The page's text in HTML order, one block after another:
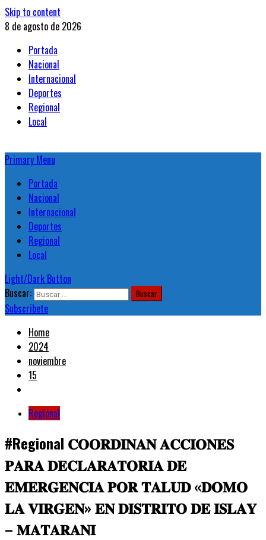
Skip to content
8 de agosto de 2026
Portada
Nacional
Internacional
Deportes
Regional
Local
Primary Menu
Portada
Nacional
Internacional
Deportes
Regional
Local
Light/Dark Button
Buscar:
Subscribete
Home
2024
noviembre
15
Regional
#Regional 𝐂𝐎𝐎𝐑𝐃𝐈𝐍𝐀𝐍 𝐀𝐂𝐂𝐈𝐎𝐍𝐄𝐒
𝐏𝐀𝐑𝐀 𝐃𝐄𝐂𝐋𝐀𝐑𝐀𝐓𝐎𝐑𝐈𝐀 𝐃𝐄
𝐄𝐌𝐄𝐑𝐆𝐄𝐍𝐂𝐈𝐀 𝐏𝐎𝐑 𝐓𝐀𝐋𝐔𝐃 «𝐃𝐎𝐌𝐎
𝐋𝐀 𝐕𝐈𝐑𝐆𝐄𝐍» 𝐄𝐍 𝐃𝐈𝐒𝐓𝐑𝐈𝐓𝐎 𝐃𝐄 𝐈𝐒𝐋𝐀𝐘
– 𝐌𝐀𝐓𝐀𝐑𝐀𝐍𝐈